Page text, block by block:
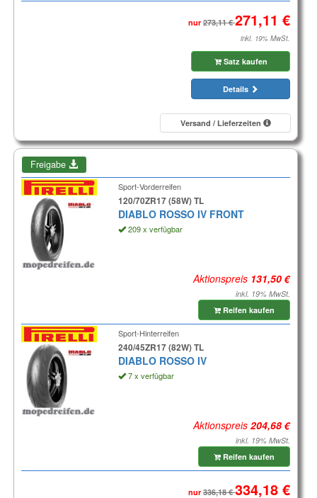
nur
inkl. 19% MwSt.
Satz kaufen
Details
Versand / Lieferzeiten
Freigabe
Sport-Vorderreifen
120/70ZR17 (58W) TL
DIABLO ROSSO IV FRONT
209 x verfügbar
Aktionspreis
inkl. 19% MwSt.
Reifen kaufen
Sport-Hinterreifen
240/45ZR17 (82W) TL
DIABLO ROSSO IV
7 x verfügbar
Aktionspreis
inkl. 19% MwSt.
Reifen kaufen
nur